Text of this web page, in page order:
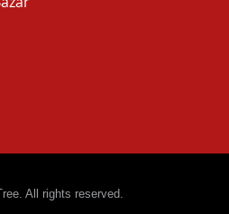
All rights reserved.